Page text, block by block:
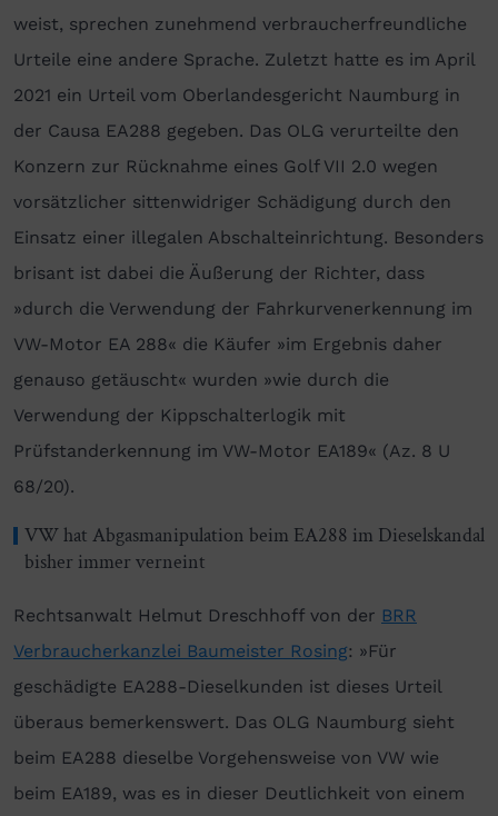
weist, sprechen zunehmend verbraucherfreundliche
Urteile eine andere Sprache. Zuletzt hatte es im April
2021 ein Urteil vom Oberlandesgericht Naumburg in
der Causa EA288 gegeben. Das OLG verurteilte den
Konzern zur Rücknahme eines Golf VII 2.0 wegen
vorsätzlicher sittenwidriger Schädigung durch den
Einsatz einer illegalen Abschalteinrichtung. Besonders
brisant ist dabei die Äußerung der Richter, dass
»durch die Verwendung der Fahrkurvenerkennung im
VW-Motor EA 288« die Käufer »im Ergebnis daher
genauso getäuscht« wurden »wie durch die
Verwendung der Kippschalterlogik mit
Prüfstanderkennung im VW-Motor EA189« (Az. 8 U
68/20).
VW hat Abgasmanipulation beim EA288 im Dieselskandal
bisher immer verneint
Rechtsanwalt Helmut Dreschhoff von der BRR
Verbraucherkanzlei Baumeister Rosing: »Für
geschädigte EA288-Dieselkunden ist dieses Urteil
überaus bemerkenswert. Das OLG Naumburg sieht
beim EA288 dieselbe Vorgehensweise von VW wie
beim EA189, was es in dieser Deutlichkeit von einem